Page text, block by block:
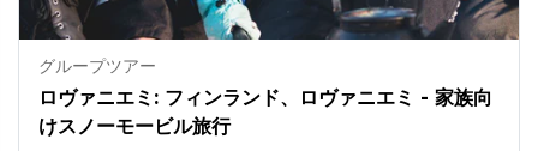
グループツアー
ロヴァニエミ: フィンランド、ロヴァニエミ - 家族向
けスノーモービル旅行